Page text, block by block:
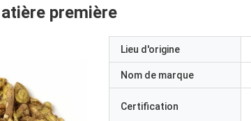
première
Lieu d'origine
Nom de marque
Certification